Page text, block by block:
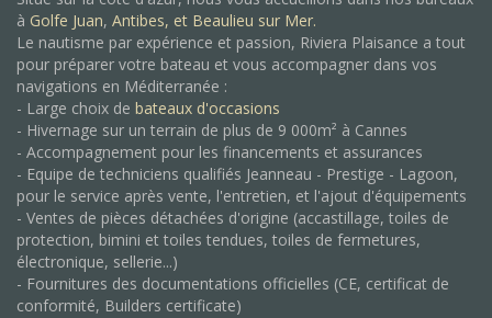
à Golfe Juan, Antibes, et Beaulieu sur Mer.
Le nautisme par expérience et passion, Riviera Plaisance a tout
pour préparer votre bateau et vous accompagner dans vos
navigations en Méditerranée :
- Large choix de bateaux d'occasions
- Hivernage sur un terrain de plus de 9 000m² à Cannes
- Accompagnement pour les financements et assurances
- Equipe de techniciens qualifiés Jeanneau - Prestige - Lagoon,
pour le service après vente, l'entretien, et l'ajout d'équipements
- Ventes de pièces détachées d'origine (accastillage, toiles de
protection, bimini et toiles tendues, toiles de fermetures,
électronique, sellerie...)
- Fournitures des documentations officielles (CE, certificat de
conformité, Builders certificate)